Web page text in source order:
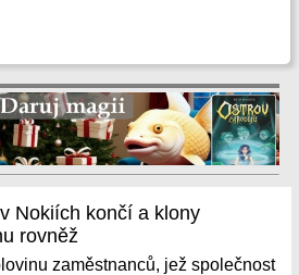
Nokiích končí a klony
rovněž
zaměstnanců, jež společnost